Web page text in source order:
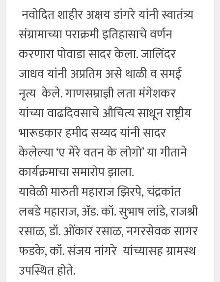
नवोदित शाहीर अक्षय डांगरे यांनी स्वातंत्र्य
संग्रामाच्या पराक्रमी इतिहासाचे वर्णन
करणारा पोवाडा सादर केला. जालिंदर
जाधव यांनी अप्रतिम असे थाळी व समई
नृत्य केले. गाणसम्राज्ञी लता मंगेशकर
यांच्या वाढदिवसाचे औचित्य साधून राष्ट्रीय
भारूडकार हमीद सय्यद यांनी सादर
केलेल्या ‘ए मेरे वतन के लोगो’ या गीताने
कार्यक्रमाचा समारोप झाला.
यावेळी मारुती महाराज झिरपे, चंद्रकांत
लबडे महाराज, ॲड. कॉ. सुभाष लांडे, राजश्री
रसाळ, डॉ. ओंकार रसाळ, नगरसेवक सागर
फडके, कॉ. संजय नांगरे यांच्यासह ग्रामस्थ
उपस्थित होते.